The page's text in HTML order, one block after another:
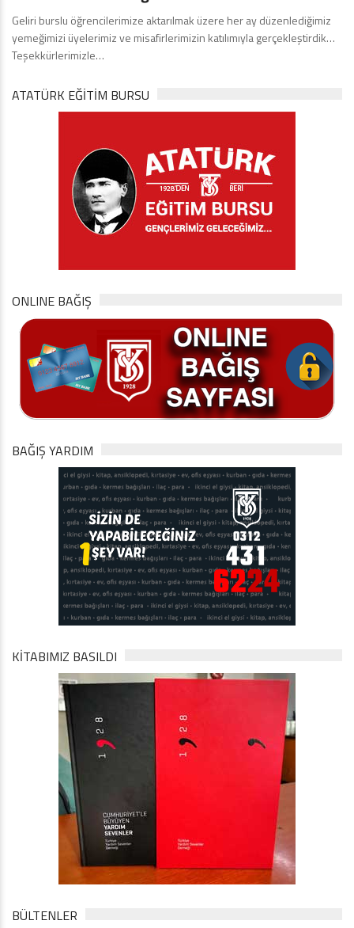
Geliri burslu öğrencilerimize aktarılmak üzere her ay düzenlediğimiz
yemeğimizi üyelerimiz ve misafirlerimizin katılımıyla gerçekleştirdik…
Teşekkürlerimizle…
ATATÜRK EĞITIM BURSU
ONLINE BAĞIŞ
BAĞIŞ YARDIM
KİTABIMIZ BASILDI
BÜLTENLER